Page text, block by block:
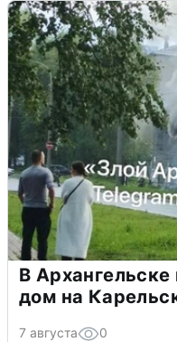
В
дом на
7 августа 0